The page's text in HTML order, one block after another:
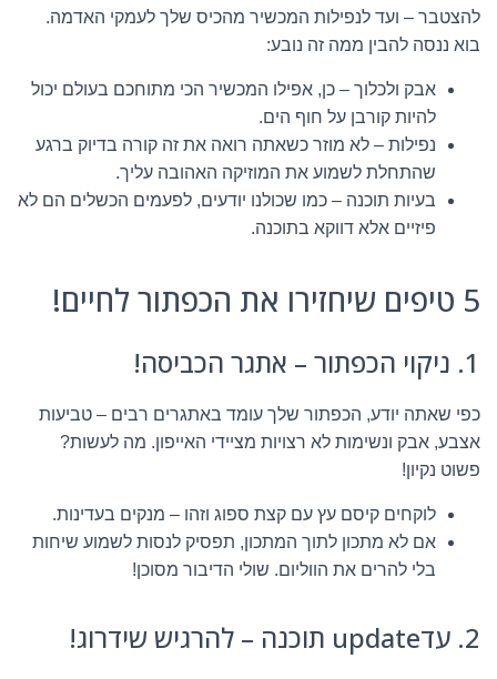
להצטבר – ועד לנפילות המכשיר מהכיס שלך לעמקי האדמה.
בוא ננסה להבין ממה זה נובע:
אבק ולכלוך – כן, אפילו המכשיר הכי מתוחכם בעולם יכול
להיות קורבן על חוף הים.
נפילות – לא מוזר כשאתה רואה את זה קורה בדיוק ברגע
שהתחלת לשמוע את המוזיקה האהובה עליך.
בעיות תוכנה – כמו שכולנו יודעים, לפעמים הכשלים הם לא
פיזיים אלא דווקא בתוכנה.
5 טיפים שיחזירו את הכפתור לחיים!
1. ניקוי הכפתור – אתגר הכביסה!
כפי שאתה יודע, הכפתור שלך עומד באתגרים רבים – טביעות
אצבע, אבק ונשימות לא רצויות מציידי האייפון. מה לעשות?
פשוט נקיון!
לוקחים קיסם עץ עם קצת ספוג וזהו – מנקים בעדינות.
אם לא מתכון לתוך המתכון, תפסיק לנסות לשמוע שיחות
בלי להרים את הווליום. שולי הדיבור מסוכן!
2. עדupdate תוכנה – להרגיש שידרוג!